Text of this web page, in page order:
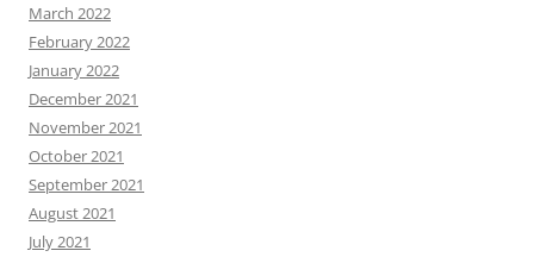
March 2022
February 2022
January 2022
December 2021
November 2021
October 2021
September 2021
August 2021
July 2021